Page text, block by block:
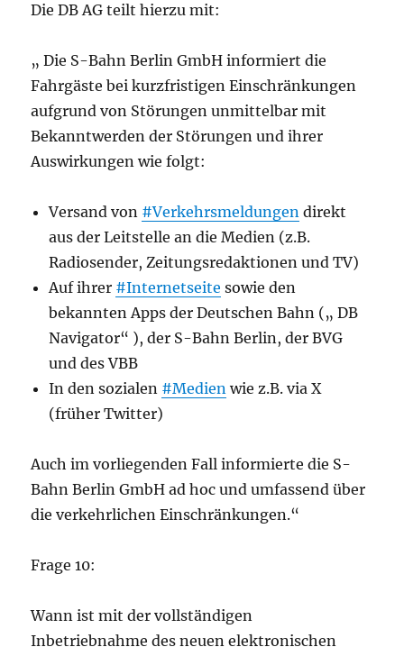
Die DB AG teilt hierzu mit:
„ Die S-Bahn Berlin GmbH informiert die
Fahrgäste bei kurzfristigen Einschränkungen
aufgrund von Störungen unmittelbar mit
Bekanntwerden der Störungen und ihrer
Auswirkungen wie folgt:
Versand von #Verkehrsmeldungen direkt
aus der Leitstelle an die Medien (z.B.
Radiosender, Zeitungsredaktionen und TV)
Auf ihrer #Internetseite sowie den
bekannten Apps der Deutschen Bahn („ DB
Navigator“ ), der S-Bahn Berlin, der BVG
und des VBB
In den sozialen #Medien wie z.B. via X
(früher Twitter)
Auch im vorliegenden Fall informierte die S-
Bahn Berlin GmbH ad hoc und umfassend über
die verkehrlichen Einschränkungen.“
Frage 10:
Wann ist mit der vollständigen
Inbetriebnahme des neuen elektronischen